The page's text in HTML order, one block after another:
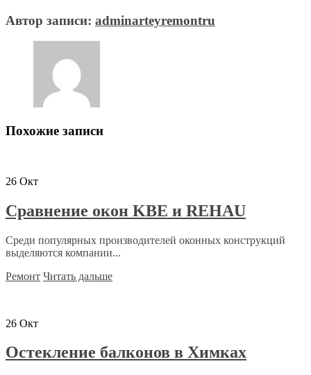
Автор записи: adminarteyremontru
Похожие записи
26 Окт
Сравнение окон KBE и REHAU
Среди популярных производителей оконных конструкций
выделяются компании...
Ремонт Читать дальше
26 Окт
Остекление балконов в Химках